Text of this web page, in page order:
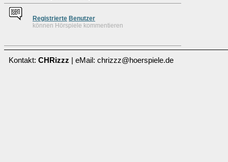
Registrierte Benutzer
können Hörspiele kommentieren
Kontakt: CHRizzz | eMail: chrizzz@hoerspiele.de